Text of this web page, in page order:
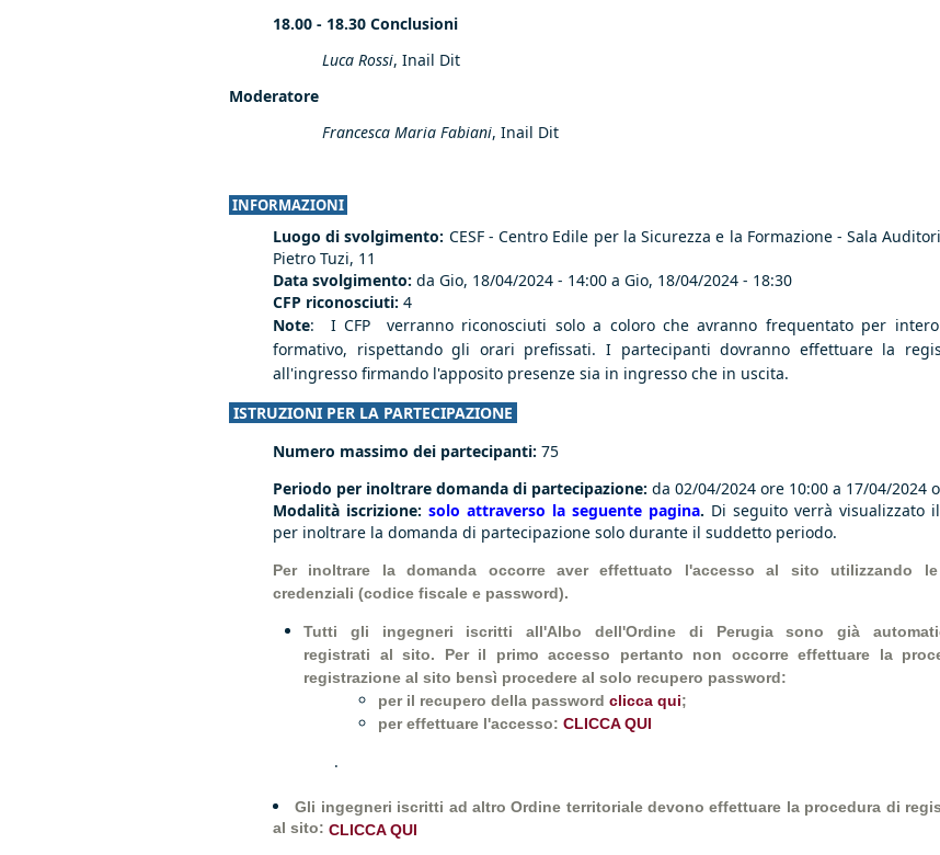
18.00 - 18.30 Conclusioni
Luca Rossi, Inail Dit
Moderatore
Francesca Maria Fabiani, Inail Dit
INFORMAZIONI
Luogo di svolgimento: CESF - Centro Edile per la Sicurezza e la Formazione - Sala
Pietro Tuzi, 11
Data svolgimento: da Gio, 18/04/2024 - 14:00 a Gio, 18/04/2024 - 18:30
CFP riconosciuti: 4
Note: I CFP verranno riconosciuti solo a coloro che avranno frequentato per intero
formativo, rispettando gli orari prefissati. I partecipanti dovranno effettuare la
all'ingresso firmando l'apposito presenze sia in ingresso che in uscita.
ISTRUZIONI PER LA PARTECIPAZIONE
Numero massimo dei partecipanti: 75
Periodo per inoltrare domanda di partecipazione: da 02/04/2024 ore 10:00 a 17/04/2024
Modalità iscrizione: solo attraverso la seguente pagina. Di seguito verrà visualizzato
per inoltrare la domanda di partecipazione solo durante il suddetto periodo.
Per inoltrare la domanda occorre aver effettuato l'accesso al sito utilizzando
credenziali (codice fiscale e password).
Tutti gli ingegneri iscritti all'Albo dell'Ordine di Perugia sono già
registrati al sito. Per il primo accesso pertanto non occorre effettuare la
registrazione al sito bensì procedere al solo recupero password:
per il recupero della password clicca qui;
per effettuare l'accesso: CLICCA QUI
.
Gli ingegneri iscritti ad altro Ordine territoriale devono effettuare la procedura di
al sito: CLICCA QUI